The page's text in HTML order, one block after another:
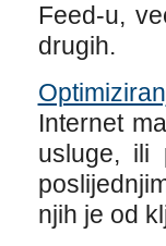
Feed-u,
drugih.
Internet
usluge, ili
njih je od